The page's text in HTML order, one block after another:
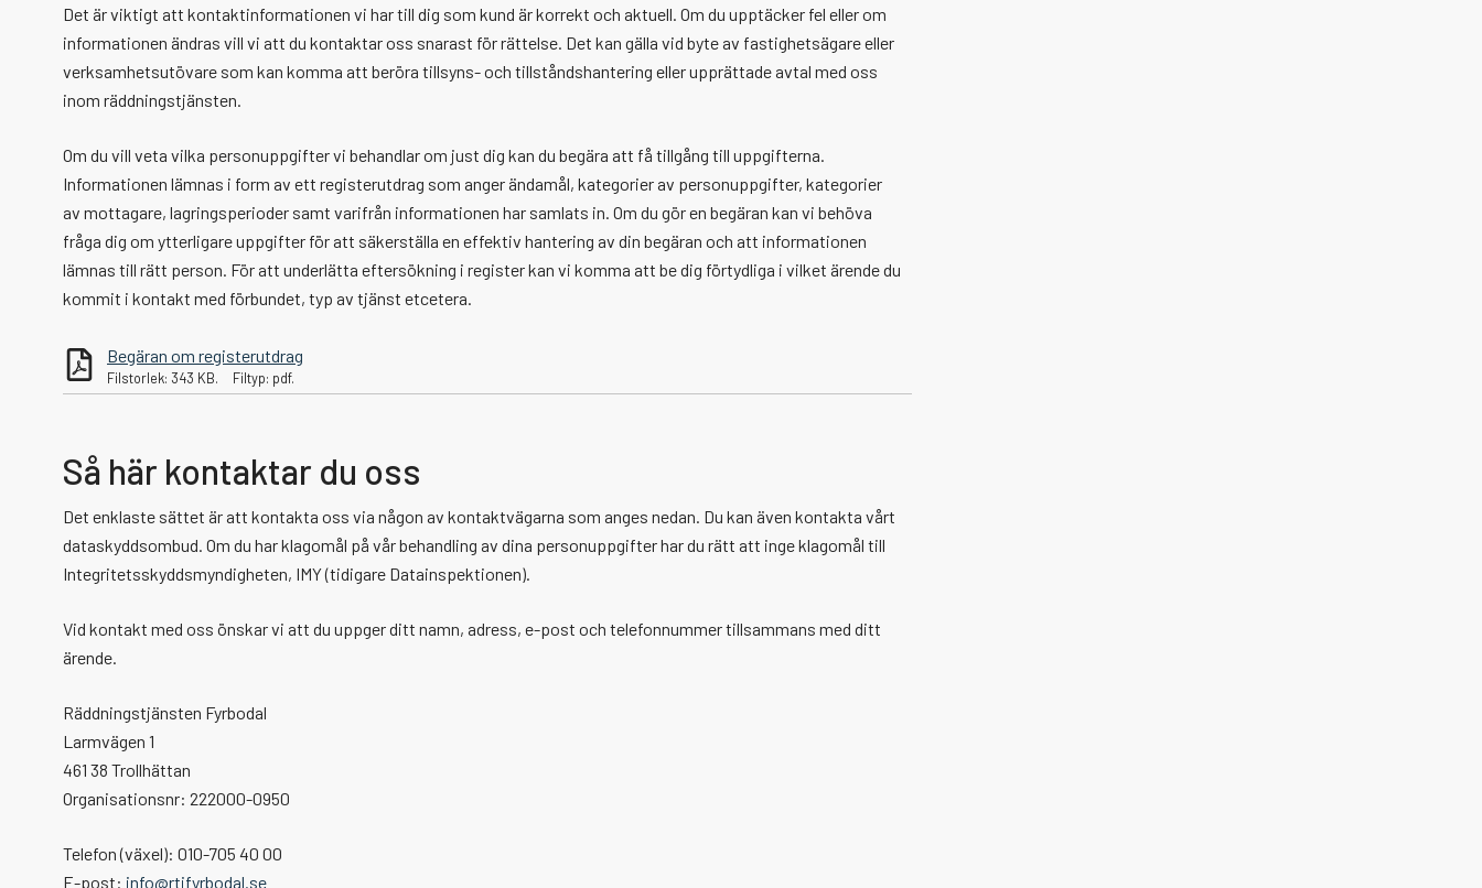
Det är viktigt att kontaktinformationen vi har till dig som kund är korrekt och aktuell. Om du upptäcker fel eller om
informationen ändras vill vi att du kontaktar oss snarast för rättelse. Det kan gälla vid byte av fastighetsägare eller
verksamhetsutövare som kan komma att beröra tillsyns- och tillståndshantering eller upprättade avtal med oss
inom räddningstjänsten.
Om du vill veta vilka personuppgifter vi behandlar om just dig kan du begära att få tillgång till uppgifterna.
Informationen lämnas i form av ett registerutdrag som anger ändamål, kategorier av personuppgifter, kategorier
av mottagare, lagringsperioder samt varifrån informationen har samlats in. Om du gör en begäran kan vi behöva
fråga dig om ytterligare uppgifter för att säkerställa en effektiv hantering av din begäran och att informationen
lämnas till rätt person. För att underlätta eftersökning i register kan vi komma att be dig förtydliga i vilket ärende du
kommit i kontakt med förbundet, typ av tjänst etcetera.
Begäran om registerutdrag
Filstorlek: 343 KB. Filtyp: pdf.
Så här kontaktar du oss
Det enklaste sättet är att kontakta oss via någon av kontaktvägarna som anges nedan. Du kan även kontakta vårt
dataskyddsombud. Om du har klagomål på vår behandling av dina personuppgifter har du rätt att inge klagomål till
Integritetsskyddsmyndigheten, IMY (tidigare Datainspektionen).
Vid kontakt med oss önskar vi att du uppger ditt namn, adress, e-post och telefonnummer tillsammans med ditt
ärende.
Räddningstjänsten Fyrbodal
Larmvägen 1
461 38 Trollhättan
Organisationsnr: 222000-0950
Telefon (växel): 010-705 40 00
E-post: info@rtjfyrbodal.se